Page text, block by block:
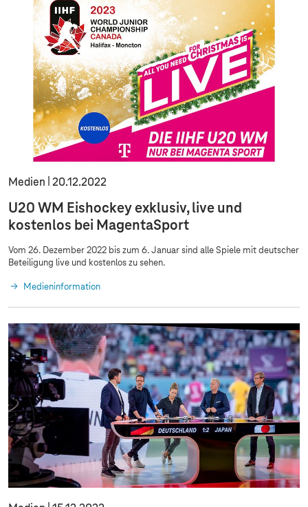
Medien 20.12.2022
U20 WM Eishockey exklusiv, live und
kostenlos bei MagentaSport
Vom 26. Dezember 2022 bis zum 6. Januar sind alle Spiele mit deutscher
Beteiligung live und kostenlos zu sehen.
Medieninformation